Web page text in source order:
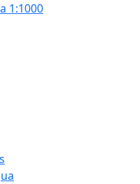
1:1000